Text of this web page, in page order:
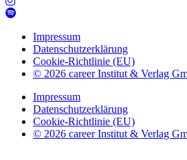
Impressum
Datenschutzerklärung
Cookie-Richtlinie (EU)
© 2026 career Institut & Verlag
Impressum
Datenschutzerklärung
Cookie-Richtlinie (EU)
© 2026 career Institut & Verlag